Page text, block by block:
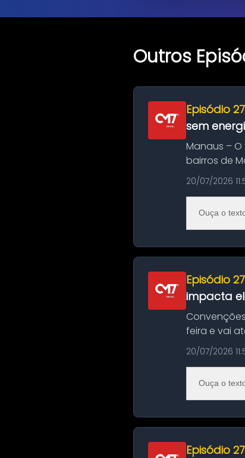
Outros
Episódio
sem
Manaus –
bairros de
serviços de
20/07/2026
Ouça o
Episódio
impacta
feira e vai
suas
20/07/2026
Ouça o
Episódio